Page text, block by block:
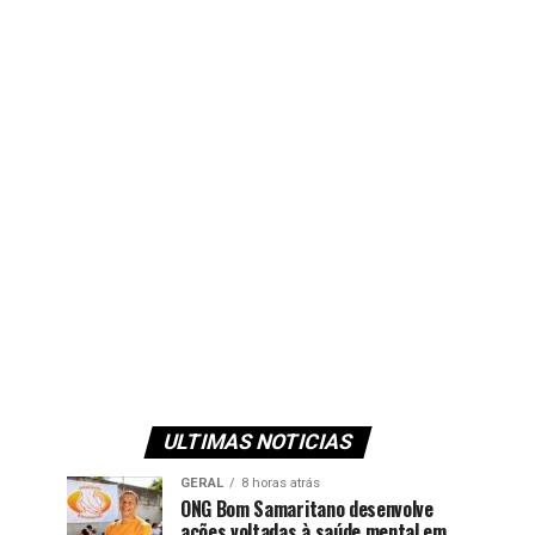
ULTIMAS NOTICIAS
GERAL 8 horas atrás
ONG Bom Samaritano desenvolve